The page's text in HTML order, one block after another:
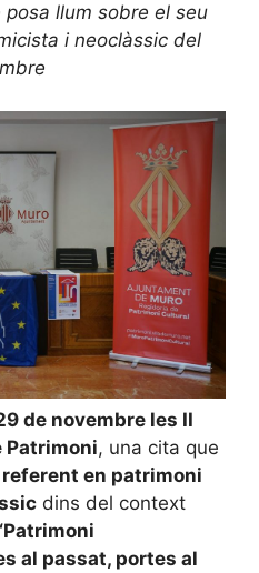
llum sobre el seu
i neoclàssic del
de novembre les II
Patrimoni, una cita que
referent en patrimoni
dins del context
al passat, portes al